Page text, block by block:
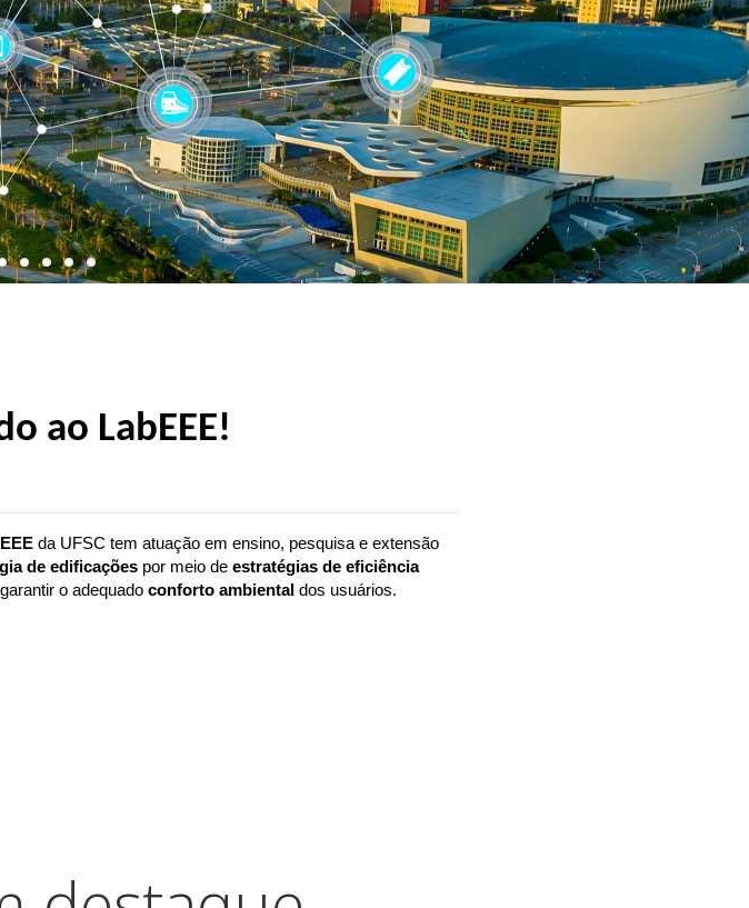
ao LabEEE!
da UFSC tem atuação em ensino, pesquisa e extensão
de edificações por meio de estratégias de eficiência
o adequado conforto ambiental dos usuários.